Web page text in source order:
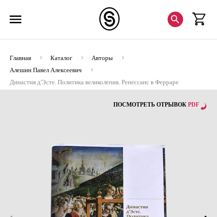
Главная Каталог
Авторы
Алешин Павел Алексеевич
Династия д'Эсте. Политика великолепия. Ренессанс в Ферраре
(Хороший экземпляр)
ПОСМОТРЕТЬ ОТРЫВОК PDF